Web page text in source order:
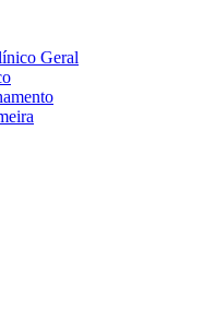
Geral